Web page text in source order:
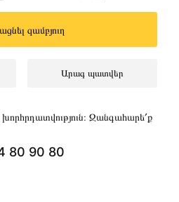
զամբյուղ
Արագ պատվեր
Զանգահարե՛ք
80 90 80